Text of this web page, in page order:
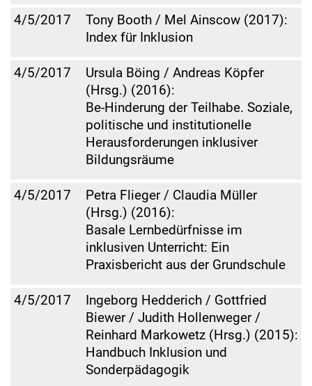
4/5/2017
Tony Booth / Mel Ainscow (2017):
Index für Inklusion
4/5/2017
Ursula Böing / Andreas Köpfer
(Hrsg.) (2016):
Be-Hinderung der Teilhabe. Soziale,
politische und institutionelle
Herausforderungen inklusiver
Bildungsräume
4/5/2017
Petra Flieger / Claudia Müller
(Hrsg.) (2016):
Basale Lernbedürfnisse im
inklusiven Unterricht: Ein
Praxisbericht aus der Grundschule
4/5/2017
Ingeborg Hedderich / Gottfried
Biewer / Judith Hollenweger /
Reinhard Markowetz (Hrsg.) (2015):
Handbuch Inklusion und
Sonderpädagogik